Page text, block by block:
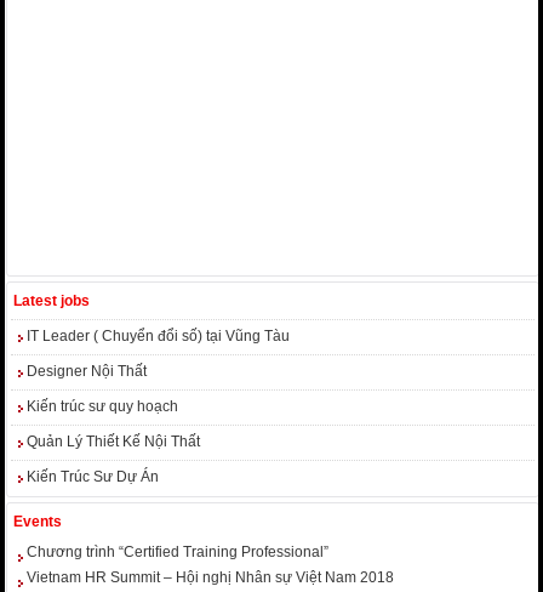
Latest jobs
IT Leader ( Chuyển đổi số) tại Vũng Tàu
Designer Nội Thất
Kiến trúc sư quy hoạch
Quản Lý Thiết Kế Nội Thất
Kiến Trúc Sư Dự Án
Events
Chương trình “Certified Training Professional”
Vietnam HR Summit – Hội nghị Nhân sự Việt Nam 2018